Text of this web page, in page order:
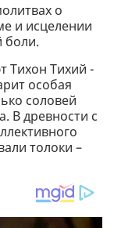
о
и исцелении
боли.
Тихон Тихий -
особая
соловей
В древности с
толоки –